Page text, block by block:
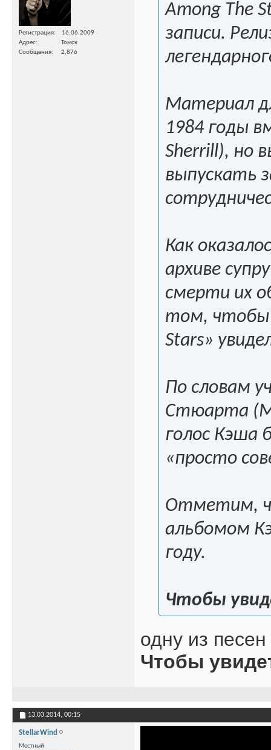
Регистрация
16.06.2009
Адрес
Томск
Сообщения
2,876
Among The
записи.
Материал
1984 годы
Sherrill), но
выпускать
Как
архиве
смерти их
том, чтобы
Stars»
По словам
Стюарта
голос Кэша
«просто
Отметим,
альбомом
году.
Чтобы
одну из
Чтобы
13.03.2014, 00:15
StellarWind
Местный